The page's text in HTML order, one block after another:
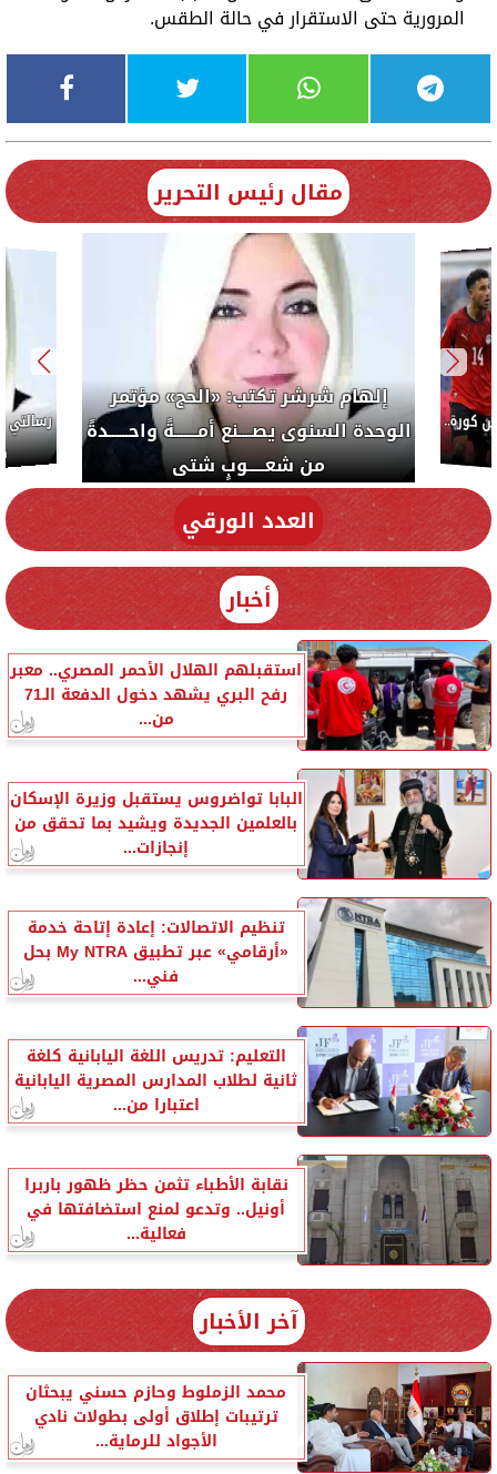
المرورية حتى الاستقرار في حالة الطقس.
مقال رئيس التحرير
إلهام شرشر تكتب: «الحج» مؤتمر
الوحدة السنوى يصــــنع أمـــــــةً واحــــــدةً
من شعـــــوبٍ شتى
كورة..
العدد الورقي
أخبار
استقبلهم الهلال الأحمر المصري.. معبر
رفح البري يشهد دخول الدفعة الـ71
من...
البابا تواضروس يستقبل وزيرة الإسكان
بالعلمين الجديدة ويشيد بما تحقق من
إنجازات...
تنظيم الاتصالات: إعادة إتاحة خدمة
«أرقامي» عبر تطبيق My NTRA بحل
فني...
التعليم: تدريس اللغة اليابانية كلغة
ثانية لطلاب المدارس المصرية اليابانية
اعتبارا من...
نقابة الأطباء تثمن حظر ظهور باربرا
أونيل.. وتدعو لمنع استضافتها في
فعالية...
آخر الأخبار
محمد الزملوط وحازم حسني يبحثان
ترتيبات إطلاق أولى بطولات نادي
الأجواد للرماية...